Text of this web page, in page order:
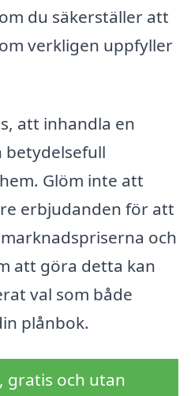
du säkerställer att
verkligen uppfyller
att inhandla en
betydelsefull
Glöm inte att
erbjudanden för att
och
att göra detta kan
val som både
plånbok.
gratis och utan